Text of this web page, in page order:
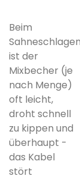
Beim
Sahneschlagen
ist der
Mixbecher (je
nach Menge)
oft leicht,
droht schnell
zu kippen und
überhaupt -
das Kabel
stört